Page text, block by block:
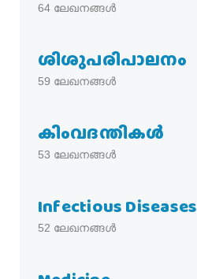
64 ലേഖനങ്ങൾ
ശിശുപരിപാലനം
59 ലേഖനങ്ങൾ
കിംവദന്തികൾ
53 ലേഖനങ്ങൾ
Infectious Diseases
52 ലേഖനങ്ങൾ